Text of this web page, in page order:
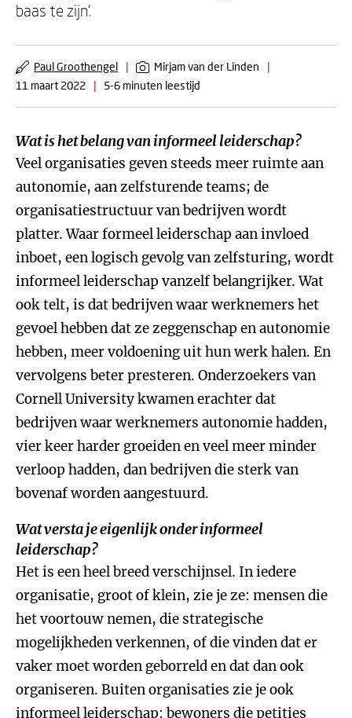
baas te zijn’.
Paul Groothengel | Mirjam van der Linden
|
11 maart 2022
| 5-6 minuten leestijd
Wat is het belang van informeel leiderschap?
Veel organisaties geven steeds meer ruimte aan
autonomie, aan zelfsturende teams; de
organisatiestructuur van bedrijven wordt
platter. Waar formeel leiderschap aan invloed
inboet, een logisch gevolg van zelfsturing, wordt
informeel leiderschap vanzelf belangrijker. Wat
ook telt, is dat bedrijven waar werknemers het
gevoel hebben dat ze zeggenschap en autonomie
hebben, meer voldoening uit hun werk halen. En
vervolgens beter presteren. Onderzoekers van
Cornell University kwamen erachter dat
bedrijven waar werknemers autonomie hadden,
vier keer harder groeiden en veel meer minder
verloop hadden, dan bedrijven die sterk van
bovenaf worden aangestuurd.
Wat versta je eigenlijk onder informeel
leiderschap?
Het is een heel breed verschijnsel. In iedere
organisatie, groot of klein, zie je ze: mensen die
het voortouw nemen, die strategische
mogelijkheden verkennen, of die vinden dat er
vaker moet worden geborreld en dat dan ook
organiseren. Buiten organisaties zie je ook
informeel leiderschap: bewoners die petities